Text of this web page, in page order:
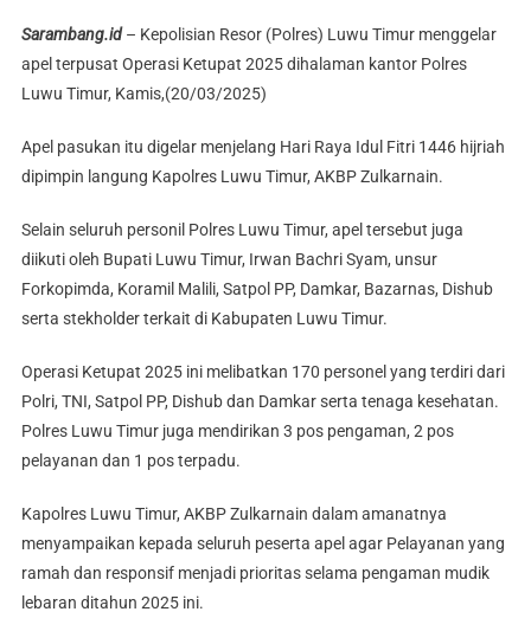
Sarambang.id– Kepolisian Resor (Polres) Luwu Timur menggelar
apel terpusat Operasi Ketupat 2025 dihalaman kantor Polres
Luwu Timur, Kamis,(20/03/2025)
Apel pasukan itu digelar menjelang Hari Raya Idul Fitri 1446 hijriah
dipimpin langung Kapolres Luwu Timur, AKBP Zulkarnain.
Selain seluruh personil Polres Luwu Timur, apel tersebut juga
diikuti oleh Bupati Luwu Timur, Irwan Bachri Syam, unsur
Forkopimda, Koramil Malili, Satpol PP, Damkar, Bazarnas, Dishub
serta stekholder terkait di Kabupaten Luwu Timur.
Operasi Ketupat 2025 ini melibatkan 170 personel yang terdiri dari
Polri, TNI, Satpol PP, Dishub dan Damkar serta tenaga kesehatan.
Polres Luwu Timur juga mendirikan 3 pos pengaman, 2 pos
pelayanan dan 1 pos terpadu.
Kapolres Luwu Timur, AKBP Zulkarnain dalam amanatnya
menyampaikan kepada seluruh peserta apel agar Pelayanan yang
ramah dan responsif menjadi prioritas selama pengaman mudik
lebaran ditahun 2025 ini.